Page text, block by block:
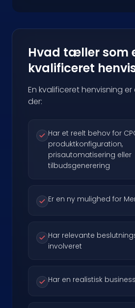
Hvad tæller som
kvalificeret
En kvalificeret henvisning er
der:
Har et reelt behov for
produktkonfiguration,
prisautomatisering eller
tilbudsgenerering
Er en ny mulighed for
Har relevante
involveret
Har en realistisk